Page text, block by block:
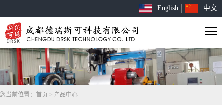
English 中文
您当前位置： 首页 > 产品中心